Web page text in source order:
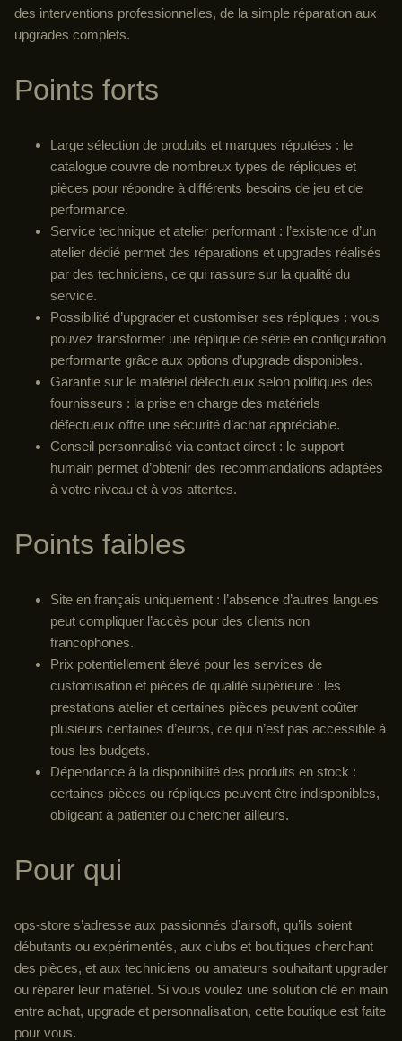
des interventions professionnelles, de la simple réparation aux
upgrades complets.
Points forts
Large sélection de produits et marques réputées : le
catalogue couvre de nombreux types de répliques et
pièces pour répondre à différents besoins de jeu et de
performance.
Service technique et atelier performant : l’existence d’un
atelier dédié permet des réparations et upgrades réalisés
par des techniciens, ce qui rassure sur la qualité du
service.
Possibilité d’upgrader et customiser ses répliques : vous
pouvez transformer une réplique de série en configuration
performante grâce aux options d’upgrade disponibles.
Garantie sur le matériel défectueux selon politiques des
fournisseurs : la prise en charge des matériels
défectueux offre une sécurité d’achat appréciable.
Conseil personnalisé via contact direct : le support
humain permet d’obtenir des recommandations adaptées
à votre niveau et à vos attentes.
Points faibles
Site en français uniquement : l’absence d’autres langues
peut compliquer l’accès pour des clients non
francophones.
Prix potentiellement élevé pour les services de
customisation et pièces de qualité supérieure : les
prestations atelier et certaines pièces peuvent coûter
plusieurs centaines d’euros, ce qui n’est pas accessible à
tous les budgets.
Dépendance à la disponibilité des produits en stock :
certaines pièces ou répliques peuvent être indisponibles,
obligeant à patienter ou chercher ailleurs.
Pour qui
ops-store s’adresse aux passionnés d’airsoft, qu’ils soient
débutants ou expérimentés, aux clubs et boutiques cherchant
des pièces, et aux techniciens ou amateurs souhaitant upgrader
ou réparer leur matériel. Si vous voulez une solution clé en main
entre achat, upgrade et personnalisation, cette boutique est faite
pour vous.